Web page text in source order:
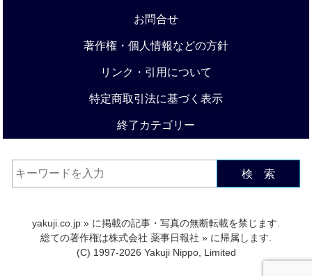
お問合せ
著作権・個人情報などの方針
リンク・引用について
特定商取引法に基づく表示
終了カテゴリー
検 索
yakuji.co.jp » に掲載の記事・写真の無断転載を禁じます.
総ての著作権は株式会社 薬事日報社 » に帰属します.
(C) 1997-2026 Yakuji Nippo, Limited